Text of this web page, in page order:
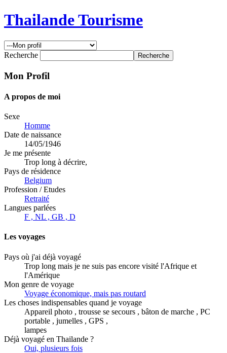
Thailande Tourisme
Recherche
Mon Profil
A propos de moi
Sexe
Homme
Date de naissance
14/05/1946
Je me présente
Trop long à décrire,
Pays de résidence
Belgium
Profession / Etudes
Retraité
Langues parlées
F , NL , GB , D
Les voyages
Pays où j'ai déjà voyagé
Trop long mais je ne suis pas encore visité l'Afrique et
l'Amérique
Mon genre de voyage
Voyage économique, mais pas routard
Les choses indispensables quand je voyage
Appareil photo , trousse se secours , bâton de marche , PC
portable , jumelles , GPS ,
lampes
Déjà voyagé en Thailande ?
Oui, plusieurs fois